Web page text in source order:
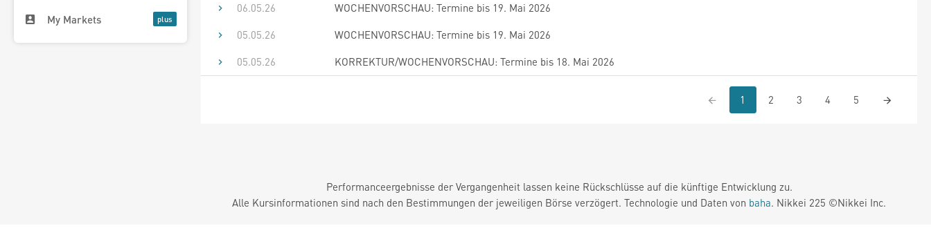
My Markets
06.05.26
WOCHENVORSCHAU: Termine bis 19. Mai 2026
05.05.26
WOCHENVORSCHAU: Termine bis 19. Mai 2026
05.05.26
KORREKTUR/WOCHENVORSCHAU: Termine bis 18. Mai 2026
1 2 3 4 5
Performanceergebnisse der Vergangenheit lassen keine Rückschlüsse auf die künftige Entwicklung zu.
Alle Kursinformationen sind nach den Bestimmungen der jeweiligen Börse verzögert. Technologie und Daten von baha. Nikkei 225 ©Nikkei Inc.